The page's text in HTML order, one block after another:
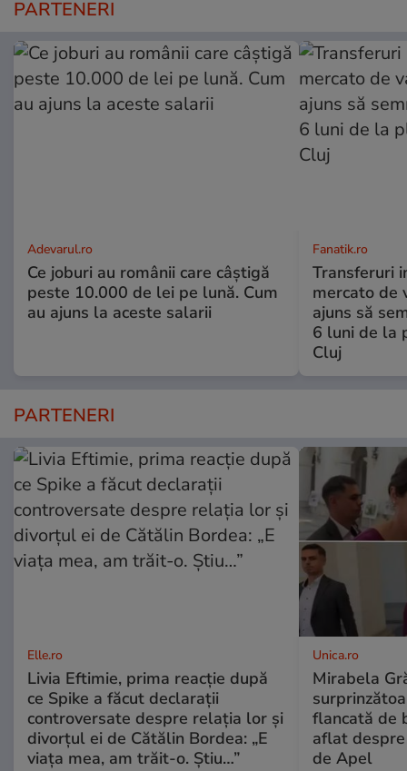
PARTENERI
Adevarul.ro
Ce joburi au românii care câștigă
peste 10.000 de lei pe lună. Cum
au ajuns la aceste salarii
Fanatik.ro
Transferuri
mercato de
ajuns să
6 luni de la
Cluj
PARTENERI
Elle.ro
Livia Eftimie, prima reacție după
ce Spike a făcut declarații
controversate despre relația lor și
divorțul ei de Cătălin Bordea: „E
viața mea, am trăit-o. Știu…”
Unica.ro
Mirabela
flancată de
aflat
de Apel